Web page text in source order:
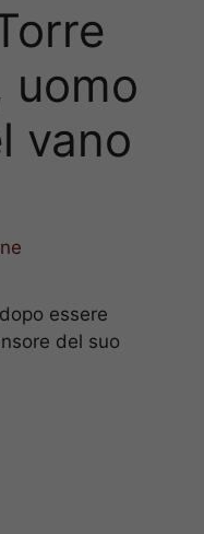
uomo
vano
essere
del suo